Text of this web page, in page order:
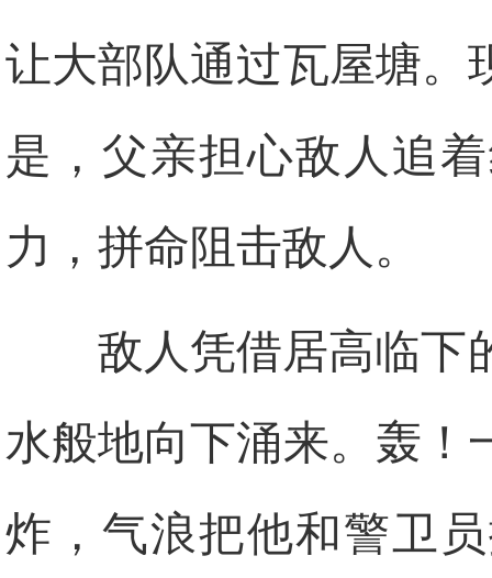
让大部队通过瓦屋塘。
是，父亲担心敌人追
力，拼命阻击敌人。
敌人凭借居高临下
水般地向下涌来。轰！
炸，气浪把他和警卫